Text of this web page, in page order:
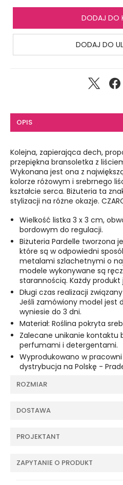
DODAJ DO
DODAJ DO
OPIS
Kolejna, zapierająca dech,
przepiękna bransoletka z
Wykonana jest ona z
kolorze różowym i srebrnego
kształcie serca. Biżuteria ta
stylizacji na różne okazje.
Wielkość listka 3 x 3 cm,
bordowym do regulacji.
Biżuteria Pardelle tworzona
które są w odpowiedni
metalami szlachetnymi o
modele wykonywane są
starannością. Każdy
Długi czas realizacji
Jeśli zamówiony model jest
wyniesie do 3 dni.
Materiał: Roślina pokryta
Zalecane unikanie kontaktu
perfumami i detergentami.
Wyprodukowano w
dystrybucja na Polskę -
ROZMIAR
DOSTAWA
PROJEKTANT
ZAPYTANIE O PRODUKT